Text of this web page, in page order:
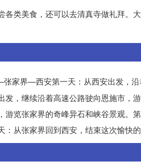
类美食，还可以去清真寺做礼拜。
家界—西安第一天：从西安出发，沿
，继续沿着高速公路驶向恩施市，
览张家界的奇峰异石和峡谷景观。
从张家界回到西安，结束这次愉快的